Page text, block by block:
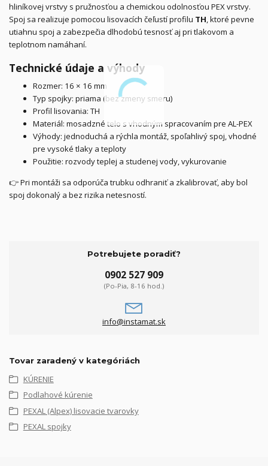
hliníkovej vrstvy s pružnosťou a chemickou odolnosťou PEX vrstvy.
Spoj sa realizuje pomocou lisovacích čeľustí profilu TH, ktoré pevne
utiahnu spoj a zabezpečia dlhodobú tesnosť aj pri tlakovom a
teplotnom namáhaní.
Technické údaje a výhody
Rozmer: 16 × 16 mm
Typ spojky: priama (bez zmeny smeru)
Profil lisovania: TH
Materiál: mosadzné telo s vhodným spracovaním pre AL-PEX
Výhody: jednoduchá a rýchla montáž, spoľahlivý spoj, vhodné
pre vysoké tlaky a teploty
Použitie: rozvody teplej a studenej vody, vykurovanie
👉 Pri montáži sa odporúča trubku odhraniť a zkalibrovať, aby bol
spoj dokonalý a bez rizika netesností.
Potrebujete poradiť?
0902 527 909
(Po-Pia, 8-16 hod.)
info@instamat.sk
Tovar zaradený v kategóriách
KÚRENIE
Podlahové kúrenie
PEXAL (Alpex) lisovacie tvarovky
PEXAL spojky